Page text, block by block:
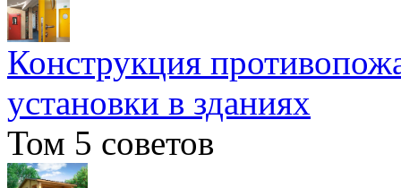
Конструкция
установки в зданиях
Том 5 советов